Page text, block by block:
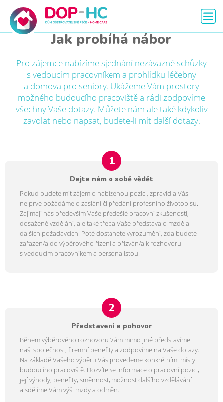
Jak probíhá nábor
Pro zájemce nabízíme sjednání nezávazné schůzky
s vedoucím pracovníkem a prohlídku léčebny
a domova pro seniory. Ukážeme Vám prostory
možného budoucího pracoviště a rádi zodpovíme
všechny Vaše dotazy. Můžete nám ale také kdykoliv
zavolat nebo napsat, budete-li mít další dotazy.
1
Dejte nám o sobě vědět
Pokud budete mít zájem o nabízenou pozici, zpravidla Vás
nejprve požádáme o zaslání či předání profesního životopisu.
Zajímají nás především Vaše předešlé pracovní zkušenosti,
dosažené vzdělání, ale také třeba Vaše představa o mzdě a
dalších požadavcích. Poté dostanete vyrozumění, zda budete
zařazen/a do výběrového řízení a přizván/a k rozhovoru
s vedoucím pracovníkem a personalistou.
2
Představení a pohovor
Během výběrového rozhovoru Vám mimo jiné představíme
naši společnost, firemní benefity a zodpovíme na Vaše dotazy.
Na základě Vašeho výběru Vás provedeme konkrétními místy
budoucího pracoviště. Dozvíte se informace o pracovní pozici,
její výhody, benefity, směnnost, možnost dalšího vzdělávání
a sdělíme Vám výši mzdy a odměn.